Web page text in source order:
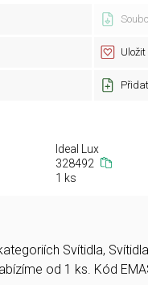
Ideal Lux
328492
1 ks
Svítidla,
od 1 ks. Kód